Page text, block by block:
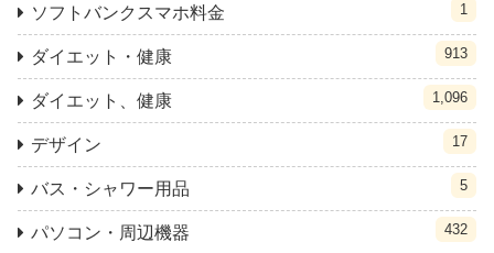
ソフトバンクスマホ料金 1
ダイエット・健康 913
ダイエット、健康 1,096
デザイン 17
バス・シャワー用品 5
パソコン・周辺機器 432